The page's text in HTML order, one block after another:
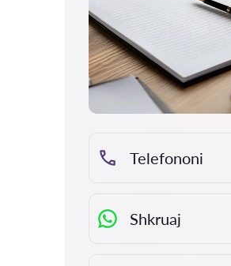
Telefononi
Shkruaj